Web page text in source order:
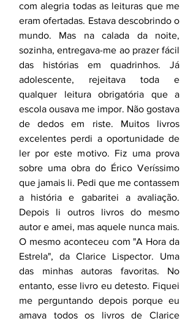
com alegria todas as leituras que me
eram ofertadas. Estava descobrindo o
mundo. Mas na calada da noite,
sozinha, entregava-me ao prazer fácil
das histórias em quadrinhos. Já
adolescente, rejeitava toda e
qualquer leitura obrigatória que a
escola ousava me impor. Não gostava
de dedos em riste. Muitos livros
excelentes perdi a oportunidade de
ler por este motivo. Fiz uma prova
sobre uma obra do Érico Veríssimo
que jamais li. Pedi que me contassem
a história e gabaritei a avaliação.
Depois li outros livros do mesmo
autor e amei, mas aquele nunca mais.
O mesmo aconteceu com "A Hora da
Estrela", da Clarice Lispector. Uma
das minhas autoras favoritas. No
entanto, esse livro eu detesto. Fiquei
me perguntando depois porque eu
amava todos os livros de Clarice